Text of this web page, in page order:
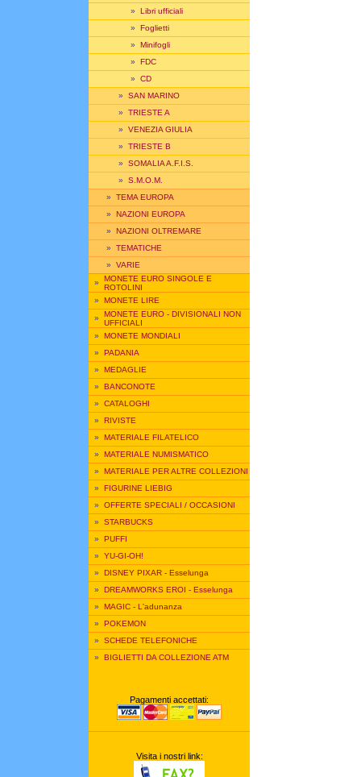
» Libri ufficiali
» Foglietti
» Minifogli
» FDC
» CD
» SAN MARINO
» TRIESTE A
» VENEZIA GIULIA
» TRIESTE B
» SOMALIA A.F.I.S.
» S.M.O.M.
» TEMA EUROPA
» NAZIONI EUROPA
» NAZIONI OLTREMARE
» TEMATICHE
» VARIE
» MONETE EURO SINGOLE E
ROTOLINI
» MONETE LIRE
» MONETE EURO - DIVISIONALI NON
UFFICIALI
» MONETE MONDIALI
» PADANIA
» MEDAGLIE
» BANCONOTE
» CATALOGHI
» RIVISTE
» MATERIALE FILATELICO
» MATERIALE NUMISMATICO
» MATERIALE PER ALTRE COLLEZIONI
» FIGURINE LIEBIG
» OFFERTE SPECIALI / OCCASIONI
» STARBUCKS
» PUFFI
» YU-GI-OH!
» DISNEY PIXAR - Esselunga
» DREAMWORKS EROI - Esselunga
» MAGIC - L'adunanza
» POKEMON
» SCHEDE TELEFONICHE
» BIGLIETTI DA COLLEZIONE ATM
Pagamenti accettati:
Visita i nostri link: